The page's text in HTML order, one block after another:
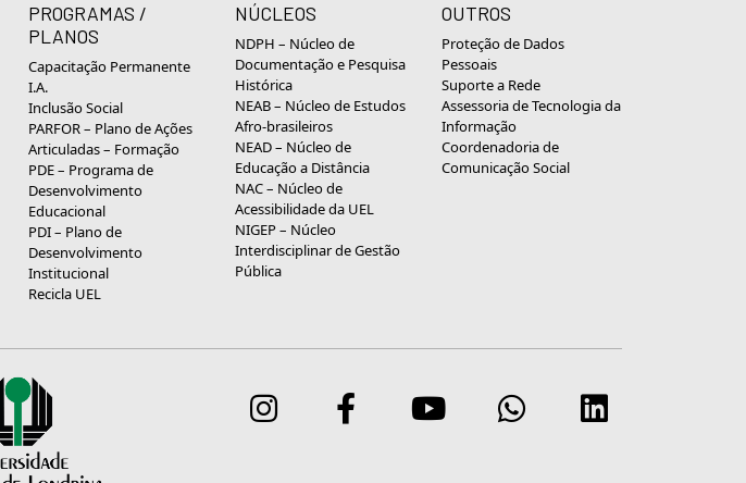
PROGRAMAS /
PLANOS
Capacitação Permanente
I.A.
Inclusão Social
PARFOR – Plano de Ações
Articuladas – Formação
PDE – Programa de
Desenvolvimento
Educacional
PDI – Plano de
Desenvolvimento
Institucional
Recicla UEL
NÚCLEOS
NDPH – Núcleo de
Documentação e Pesquisa
Histórica
NEAB – Núcleo de Estudos
Afro-brasileiros
NEAD – Núcleo de
Educação a Distância
NAC – Núcleo de
Acessibilidade da UEL
NIGEP – Núcleo
Interdisciplinar de Gestão
Pública
OUTROS
Proteção de Dados
Pessoais
Suporte a Rede
Assessoria de Tecnologia da
Informação
Coordenadoria de
Comunicação Social